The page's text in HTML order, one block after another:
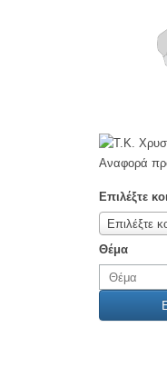
Αναφορά
Επιλέξτε
Επιλέξτε
Θέμα